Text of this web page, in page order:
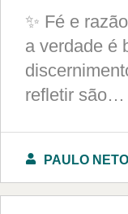
✨ Fé e
a verdade é
refletir são…
PAULO NETO